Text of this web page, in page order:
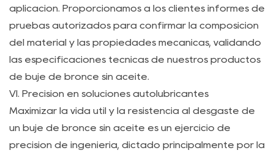
¿Por
vida
aplicación. Proporcionamos a los clientes informes de
pruebas autorizados para confirmar la composición
del material y las propiedades mecánicas, validando
las especificaciones técnicas de nuestros productos
de buje de bronce sin aceite.
VI. Precisión en soluciones autolubricantes
Maximizar la vida útil y la resistencia al desgaste de
un buje de bronce sin aceite es un ejercicio de
precisión de ingeniería, dictado principalmente por la